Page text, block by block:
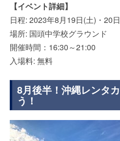
【イベント詳細】
日程: 2023年8月19日(土)・20
場所: 国頭中学校グラウンド
開催時間：16:30～21:00
入場料: 無料
8月後半！沖縄レンタ
う！